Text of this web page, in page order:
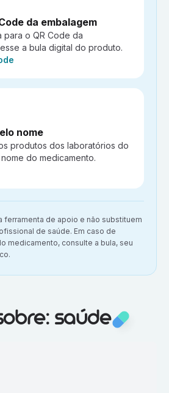
da embalagem
para o QR Code da
a bula digital do produto.
nome
produtos dos laboratórios do
do medicamento.
ferramenta de apoio e não substituem
de saúde. Em caso de
medicamento, consulte a bula, seu
saúde